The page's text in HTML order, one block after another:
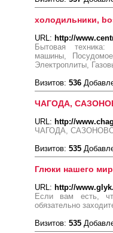
холодильники,
URL: http://
Бытовая техника:
машины,
Электроплиты,
Визитов: 536
ЧАГОДА,
URL: http://
ЧАГОДА,
Визитов: 535
Глюки нашего
URL: http://
Если вам есть,
обязательно
Визитов: 535